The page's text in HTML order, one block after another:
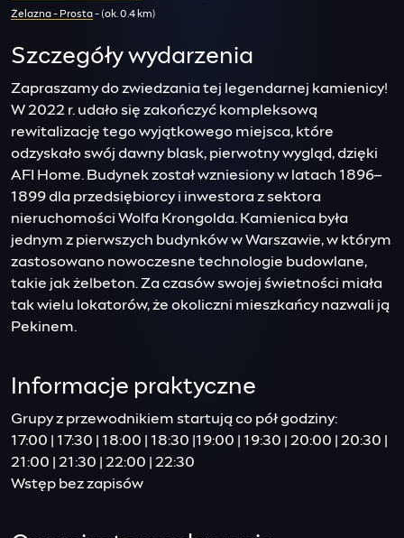
Żelazna - Prosta- (ok. 0.4 km)
Szczegóły wydarzenia
Zapraszamy do zwiedzania tej legendarnej kamienicy!
W 2022 r. udało się zakończyć kompleksową
rewitalizację tego wyjątkowego miejsca, które
odzyskało swój dawny blask, pierwotny wygląd, dzięki
AFI Home. Budynek został wzniesiony w latach 1896–
1899 dla przedsiębiorcy i inwestora z sektora
nieruchomości Wolfa Krongolda. Kamienica była
jednym z pierwszych budynków w Warszawie, w którym
zastosowano nowoczesne technologie budowlane,
takie jak żelbeton. Za czasów swojej świetności miała
tak wielu lokatorów, że okoliczni mieszkańcy nazwali ją
Pekinem.
Informacje praktyczne
Grupy z przewodnikiem startują co pół godziny:
17:00 | 17:30 | 18:00 | 18:30 |19:00 | 19:30 | 20:00 | 20:30 |
21:00 | 21:30 | 22:00 | 22:30
Wstęp bez zapisów